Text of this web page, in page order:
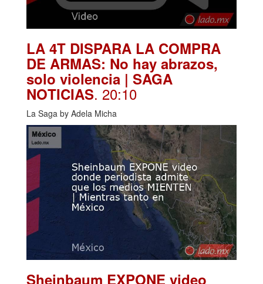
LA 4T DISPARA LA COMPRA
DE ARMAS: No hay abrazos,
solo violencia | SAGA
NOTICIAS. 20:10
La Saga by Adela Micha
Sheinbaum EXPONE video